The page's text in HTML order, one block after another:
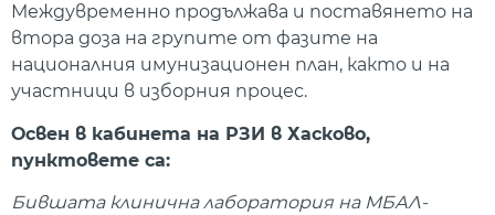
Междувременно продължава и поставянето на
втора доза на групите от фазите на
националния имунизационен план, както и на
участници в изборния процес.
Освен в кабинета на РЗИ в Хасково,
пунктовете са:
Бившата клинична лаборатория на МБАЛ-